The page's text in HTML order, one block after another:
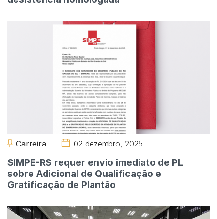
Carreira 02 dezembro, 2025
SIMPE-RS requer envio imediato de PL
sobre Adicional de Qualificação e
Gratificação de Plantão